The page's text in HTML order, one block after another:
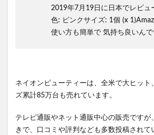
2019年7月19日に日本でレビュ
色: ピンクサイズ: 1個 (x
使い方も簡単で 気持ち良いん
ネイオンビューティーは、全米で大ヒット
ズ累計85万台も売れています。
テレビ通販やネット通販中心の販売ですが
きで、口コミや評判なども多数投稿されて